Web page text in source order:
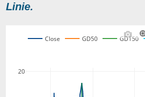
Linie.
20
Close GD50 GD150